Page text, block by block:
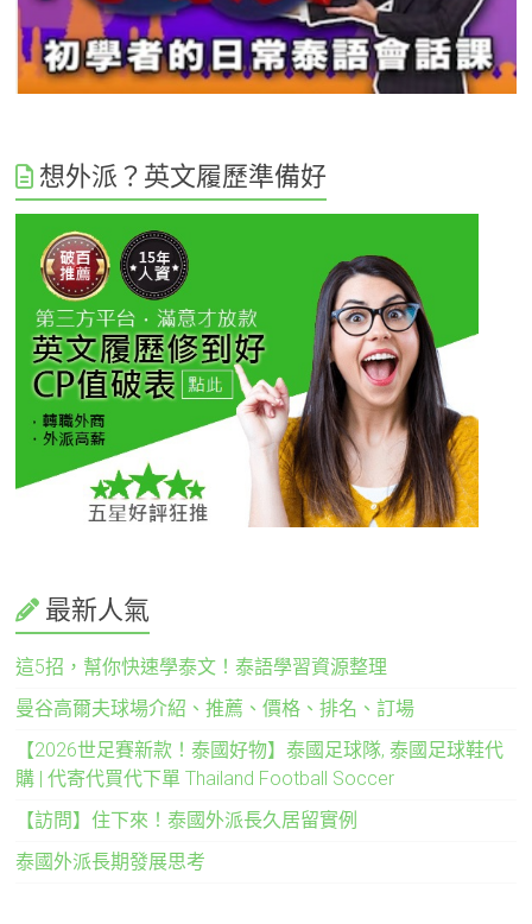
想外派？英文履歷準備好
最新人氣
這5招，幫你快速學泰文！泰語學習資源整理
曼谷高爾夫球場介紹、推薦、價格、排名、訂場
【2026世足賽新款！泰國好物】泰國足球隊, 泰國足球鞋代
購 | 代寄代買代下單 Thailand Football Soccer
【訪問】住下來！泰國外派長久居留實例
泰國外派長期發展思考